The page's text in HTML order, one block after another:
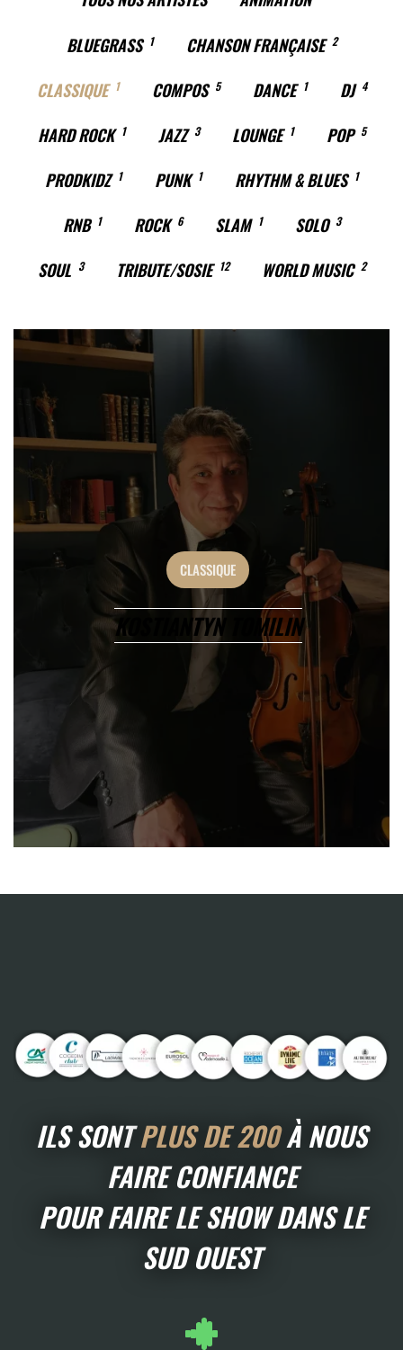
BLUEGRASS 1 CHANSON FRANÇAISE 2
CLASSIQUE 1 COMPOS 5 DANCE 1 DJ 4
HARD ROCK 1 JAZZ 3 LOUNGE 1 POP 5
PRODKIDZ 1 PUNK 1 RHYTHM & BLUES 1
RNB 1 ROCK 6 SLAM 1 SOLO 3
SOUL 3 TRIBUTE/SOSIE 12 WORLD MUSIC 2
CLASSIQUE
KOSTIANTYN TOMILIN
ILS SONTPLUS DE 200À NOUS
FAIRE CONFIANCE
POUR FAIRE LE SHOW DANS LE
SUD OUEST